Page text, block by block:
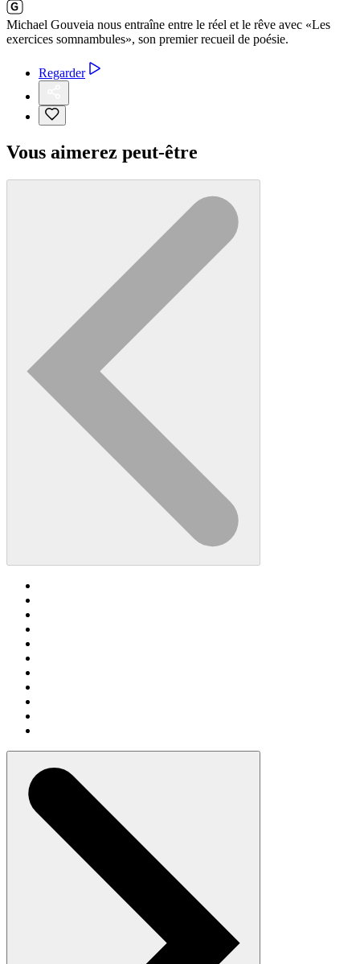
Michael Gouveia nous entraîne entre le réel et le rêve avec «Les
exercices somnambules», son premier recueil de poésie.
Regarder
Vous aimerez peut-être